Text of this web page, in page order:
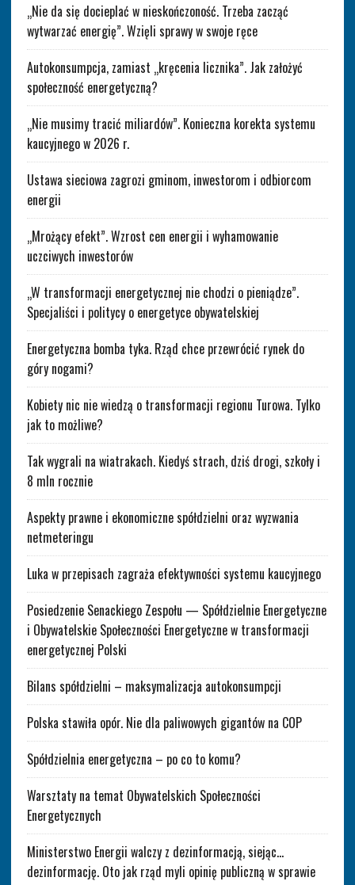
„Nie da się docieplać w nieskończoność. Trzeba zacząć
wytwarzać energię”. Wzięli sprawy w swoje ręce
Autokonsumpcja, zamiast „kręcenia licznika”. Jak założyć
społeczność energetyczną?
„Nie musimy tracić miliardów”. Konieczna korekta systemu
kaucyjnego w 2026 r.
Ustawa sieciowa zagrozi gminom, inwestorom i odbiorcom
energii
„Mrożący efekt”. Wzrost cen energii i wyhamowanie
uczciwych inwestorów
„W transformacji energetycznej nie chodzi o pieniądze”.
Specjaliści i politycy o energetyce obywatelskiej
Energetyczna bomba tyka. Rząd chce przewrócić rynek do
góry nogami?
Kobiety nic nie wiedzą o transformacji regionu Turowa. Tylko
jak to możliwe?
Tak wygrali na wiatrakach. Kiedyś strach, dziś drogi, szkoły i
8 mln rocznie
Aspekty prawne i ekonomiczne spółdzielni oraz wyzwania
netmeteringu
Luka w przepisach zagraża efektywności systemu kaucyjnego
Posiedzenie Senackiego Zespołu — Spółdzielnie Energetyczne
i Obywatelskie Społeczności Energetyczne w transformacji
energetycznej Polski
Bilans spółdzielni – maksymalizacja autokonsumpcji
Polska stawiła opór. Nie dla paliwowych gigantów na COP
Spółdzielnia energetyczna – po co to komu?
Warsztaty na temat Obywatelskich Społeczności
Energetycznych
Ministerstwo Energii walczy z dezinformacją, siejąc…
dezinformację. Oto jak rząd myli opinię publiczną w sprawie